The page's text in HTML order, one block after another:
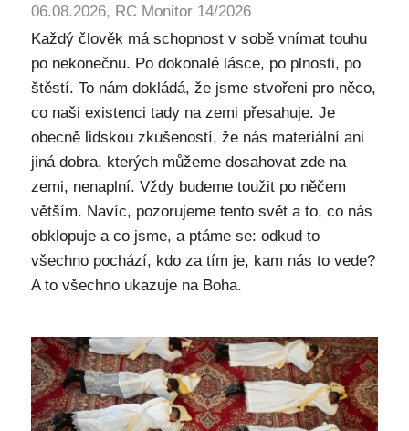
06.08.2026, RC Monitor 14/2026
Každý člověk má schopnost v sobě vnímat touhu
po nekonečnu. Po dokonalé lásce, po plnosti, po
štěstí. To nám dokládá, že jsme stvořeni pro něco,
co naši existenci tady na zemi přesahuje. Je
obecně lidskou zkušeností, že nás materiální ani
jiná dobra, kterých můžeme dosahovat zde na
zemi, nenaplní. Vždy budeme toužit po něčem
větším. Navíc, pozorujeme tento svět a to, co nás
obklopuje a co jsme, a ptáme se: odkud to
všechno pochází, kdo za tím je, kam nás to vede?
A to všechno ukazuje na Boha.